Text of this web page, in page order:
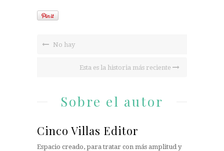
No hay
Esta es la historia más reciente
Sobre el autor
Cinco Villas Editor
Espacio creado, para tratar con más amplitud y